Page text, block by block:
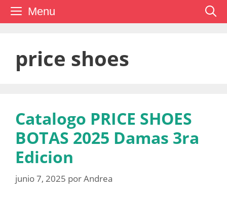
Saltar Menu
price shoes
Catalogo PRICE SHOES
BOTAS 2025 Damas 3ra
Edicion
junio 7, 2025 porAndrea